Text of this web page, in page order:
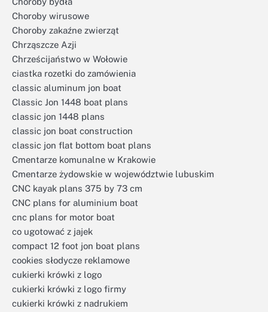
Choroby wirusowe
Choroby zakaźne zwierząt
Chrząszcze Azji
Chrześcijaństwo w Wołowie
ciastka rozetki do zamówienia
classic aluminum jon boat
Classic Jon 1448 boat plans
classic jon 1448 plans
classic jon boat construction
classic jon flat bottom boat plans
Cmentarze komunalne w Krakowie
Cmentarze żydowskie w województwie lubuskim
CNC kayak plans 375 by 73 cm
CNC plans for aluminium boat
cnc plans for motor boat
co ugotować z jajek
compact 12 foot jon boat plans
cookies słodycze reklamowe
cukierki krówki z logo
cukierki krówki z logo firmy
cukierki krówki z nadrukiem